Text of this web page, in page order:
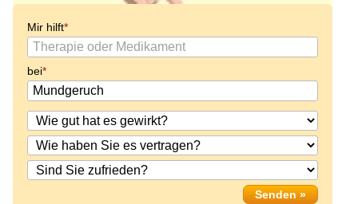
Mir hilft
bei